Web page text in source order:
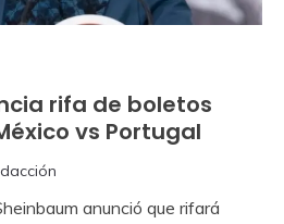
rifa de boletos
vs Portugal
anunció que rifará